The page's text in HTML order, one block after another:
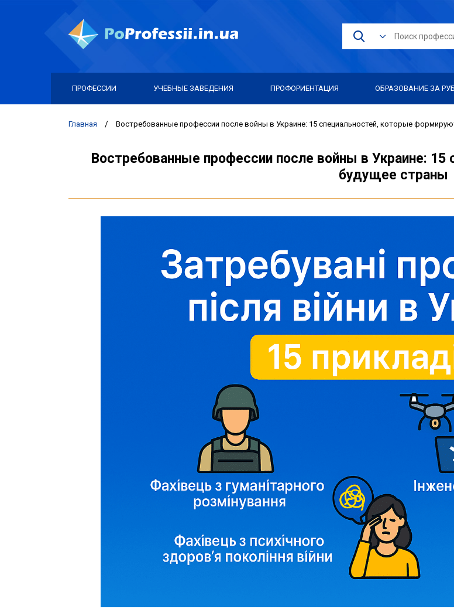
ПРОФЕССИИ УЧЕБНЫЕ ЗАВЕДЕНИЯ ПРОФОРИЕНТАЦИЯ ОБРАЗОВАНИЕ ЗА
Главная / Востребованные профессии после войны в Украине: 15 специальностей, которые
Востребованные профессии после войны в Украине:
будущее страны